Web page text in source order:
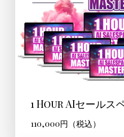
1 Hour AIセールス
110,000円（税込）